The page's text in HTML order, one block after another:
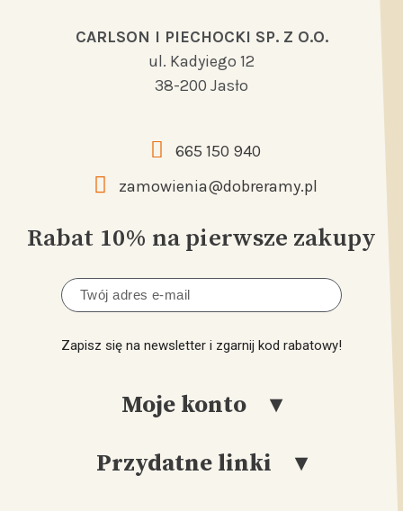
Moje konto
Logowanie
Przydatne linki
CARLSON I PIECHOCKI SP. Z O.O.
ul. Kadyiego 12
38-200 Jasło
665 150 940
zamowienia@dobreramy.pl
Rabat 10% na pierwsze zakupy
Zapisz się na newsletter i zgarnij kod rabatowy!